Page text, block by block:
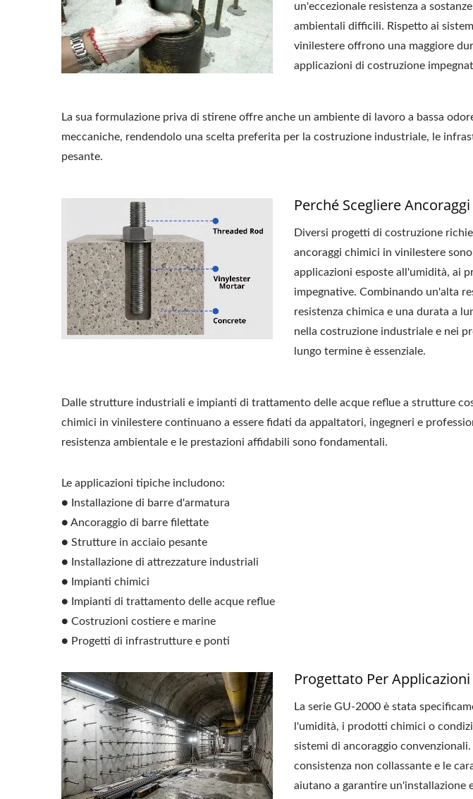
un'eccezionale resistenza a
ambientali difficili. Rispetto ai
vinilestere offrono una maggiore
applicazioni di costruzione
La sua formulazione priva di stirene offre anche un ambiente di lavoro a bassa
meccaniche, rendendolo una scelta preferita per la costruzione industriale, le
pesante.
Perché Scegliere
Diversi progetti di costruzione
ancoraggi chimici in vinilestere
applicazioni esposte all'umidità, ai
impegnative. Combinando un'alta
resistenza chimica e una durata a
nella costruzione industriale e nei
lungo termine è essenziale.
Dalle strutture industriali e impianti di trattamento delle acque reflue a strutture
chimici in vinilestere continuano a essere fidati da appaltatori, ingegneri e
resistenza ambientale e le prestazioni affidabili sono fondamentali.
Le applicazioni tipiche includono:
● Installazione di barre d'armatura
● Ancoraggio di barre filettate
● Strutture in acciaio pesante
● Installazione di attrezzature industriali
● Impianti chimici
● Impianti di trattamento delle acque reflue
● Costruzioni costiere e marine
● Progetti di infrastrutture e ponti
Progettato Per
La serie GU-2000 è stata
l'umidità, i prodotti chimici o
sistemi di ancoraggio
consistenza non collassante e le
aiutano a garantire un'installazione